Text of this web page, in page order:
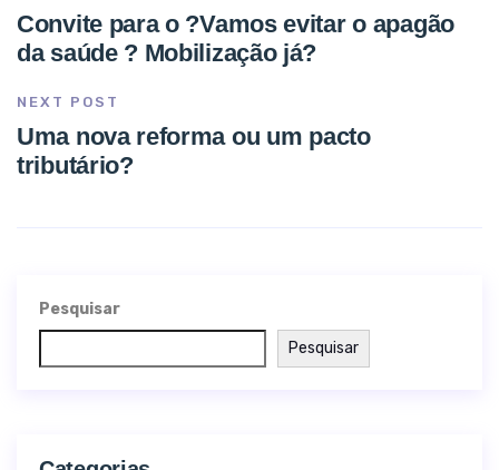
Convite para o ?Vamos evitar o apagão
da saúde ? Mobilização já?
NEXT POST
Uma nova reforma ou um pacto
tributário?
Pesquisar
Pesquisar